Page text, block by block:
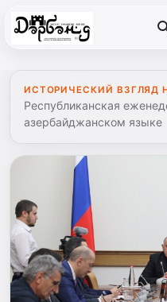
ИСТОРИЧЕСКИЙ ВЗГЛЯД
Республиканская
азербайджанском языке